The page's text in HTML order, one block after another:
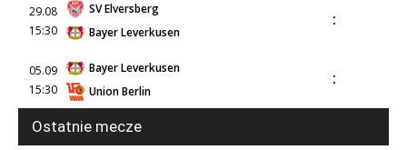
29.08
15:30
SV Elversberg
Bayer Leverkusen
:
05.09
15:30
Bayer Leverkusen
Union Berlin
:
Ostatnie mecze